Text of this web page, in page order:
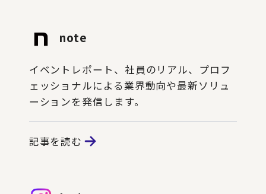
note
イベントレポート、社員のリアル、プロフ
ェッショナルによる業界動向や最新ソリュ
ーションを発信します。
記事を読む